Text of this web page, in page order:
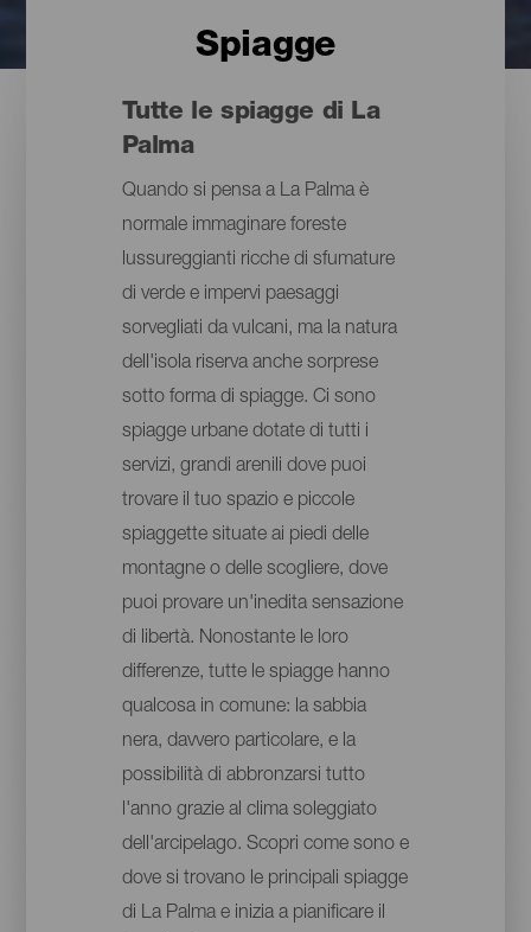
Spiagge
Tutte le spiagge di La
Palma
Quando si pensa a La Palma è
normale immaginare foreste
lussureggianti ricche di sfumature
di verde e impervi paesaggi
sorvegliati da vulcani, ma la natura
dell'isola riserva anche sorprese
sotto forma di spiagge. Ci sono
spiagge urbane dotate di tutti i
servizi, grandi arenili dove puoi
trovare il tuo spazio e piccole
spiaggette situate ai piedi delle
montagne o delle scogliere, dove
puoi provare un'inedita sensazione
di libertà. Nonostante le loro
differenze, tutte le spiagge hanno
qualcosa in comune: la sabbia
nera, davvero particolare, e la
possibilità di abbronzarsi tutto
l'anno grazie al clima soleggiato
dell'arcipelago. Scopri come sono e
dove si trovano le principali spiagge
di La Palma e inizia a pianificare il